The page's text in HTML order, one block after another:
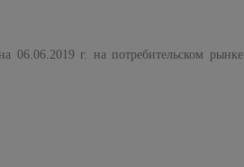
06.06.2019 г. на потребительском рынке